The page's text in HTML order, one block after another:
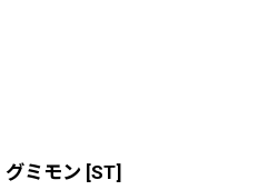
グミモン [ST]